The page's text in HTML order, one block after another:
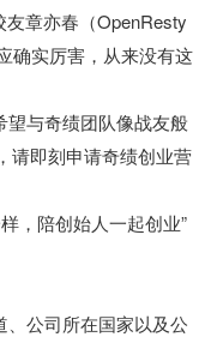
章亦春（OpenResty
确实厉害，从来没有这
望与奇绩团队像战友般
请即刻申请奇绩创业营
公司所在国家以及公